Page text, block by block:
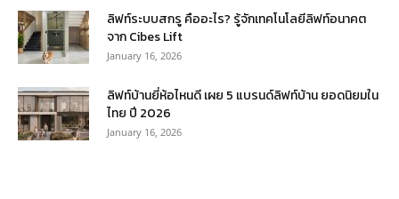
ลิฟท์ระบบสกรู คืออะไร? รู้จักเทคโนโลยีลิฟท์อนาคต
จาก Cibes Lift
January 16, 2026
ลิฟท์บ้านยี่ห้อไหนดี เผย 5 แบรนด์ลิฟท์บ้าน ยอดนิยมใน
ไทย ปี 2026
January 16, 2026